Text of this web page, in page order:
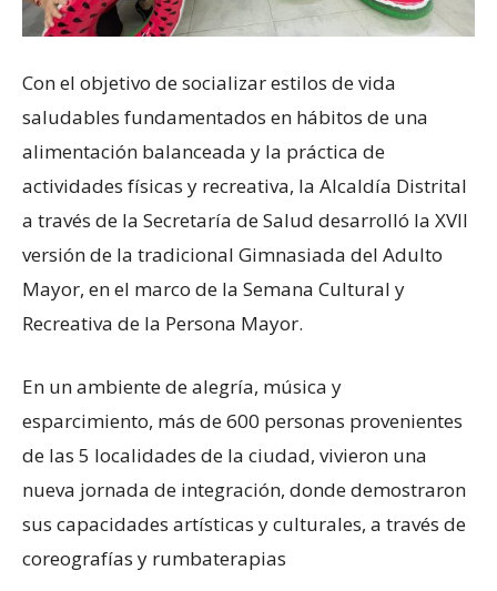
Con el objetivo de socializar estilos de vida
saludables fundamentados en hábitos de una
alimentación balanceada y la práctica de
actividades físicas y recreativa, la Alcaldía Distrital
a través de la Secretaría de Salud desarrolló la XVII
versión de la tradicional Gimnasiada del Adulto
Mayor, en el marco de la Semana Cultural y
Recreativa de la Persona Mayor.
En un ambiente de alegría, música y
esparcimiento, más de 600 personas provenientes
de las 5 localidades de la ciudad, vivieron una
nueva jornada de integración, donde demostraron
sus capacidades artísticas y culturales, a través de
coreografías y rumbaterapias